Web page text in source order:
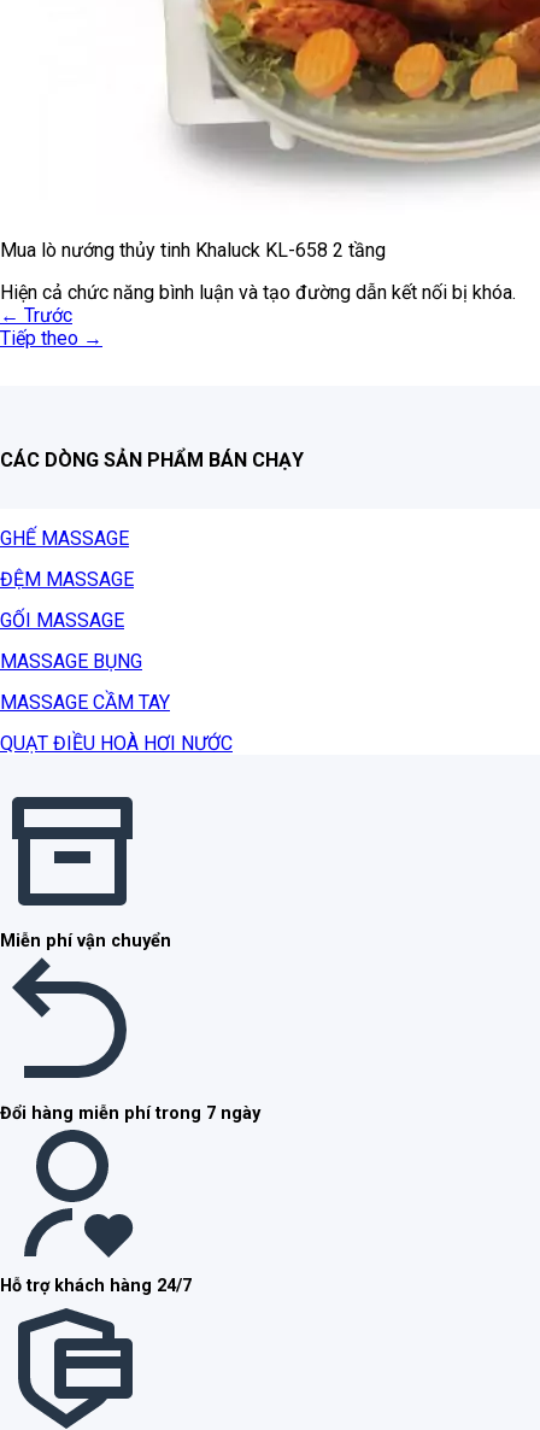
Mua lò nướng thủy tinh Khaluck KL-658 2 tầng
Hiện cả chức năng bình luận và tạo đường dẫn kết nối bị khóa.
← Trước
Tiếp theo →
CÁC DÒNG SẢN PHẨM BÁN CHẠY
GHẾ MASSAGE
ĐỆM MASSAGE
GỐI MASSAGE
MASSAGE BỤNG
MASSAGE CẦM TAY
QUẠT ĐIỀU HOÀ HƠI NƯỚC
Miễn phí vận chuyển
Đổi hàng miễn phí trong 7 ngày
Hỗ trợ khách hàng 24/7